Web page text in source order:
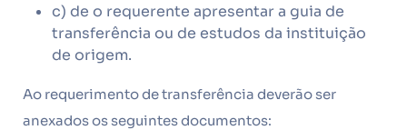
c) de o requerente apresentar a guia de
transferência ou de estudos da instituição
de origem.
Ao requerimento de transferência deverão ser
anexados os seguintes documentos: